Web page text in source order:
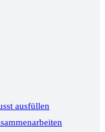
ausfüllen